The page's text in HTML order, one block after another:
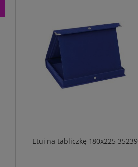
Etui na tabliczkę 180x225 35239